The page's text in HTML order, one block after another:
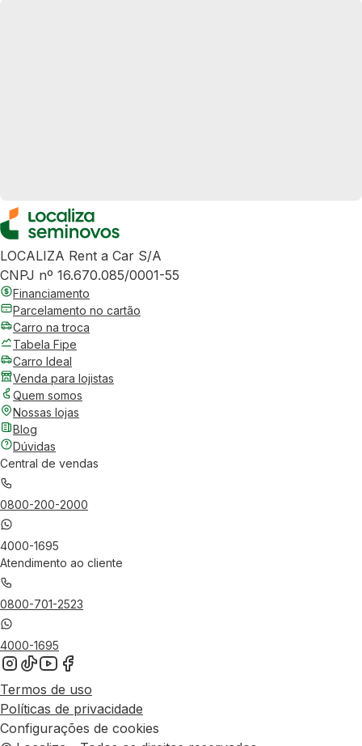
LOCALIZA Rent a Car S/A
CNPJ nº 16.670.085/0001-55
Financiamento
Parcelamento no cartão
Carro na troca
Tabela Fipe
Carro Ideal
Venda para lojistas
Quem somos
Nossas lojas
Blog
Dúvidas
Central de vendas
0800-200-2000
4000-1695
Atendimento ao cliente
0800-701-2523
4000-1695
Termos de uso
Políticas de privacidade
Configurações de cookies